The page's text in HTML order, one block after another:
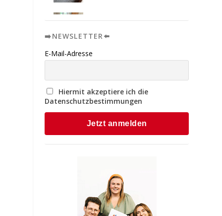
➡️NEWSLETTER⬅️
E-Mail-Adresse
Hiermit akzeptiere ich die
Datenschutzbestimmungen